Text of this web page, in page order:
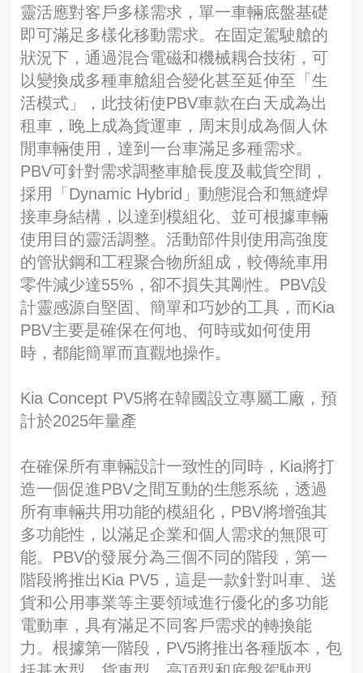
靈活應對客戶多樣需求，單一車輛底盤基礎
即可滿足多樣化移動需求。在固定駕駛艙的
狀況下，通過混合電磁和機械耦合技術，可
以變換成多種車艙組合變化甚至延伸至「生
活模式」，此技術使PBV車款在白天成為出
租車，晚上成為貨運車，周末則成為個人休
閒車輛使用，達到一台車滿足多種需求。
PBV可針對需求調整車艙長度及載貨空間，
採用「Dynamic Hybrid」動態混合和無縫焊
接車身結構，以達到模組化、並可根據車輛
使用目的靈活調整。活動部件則使用高強度
的管狀鋼和工程聚合物所組成，較傳統車用
零件減少達55%，卻不損失其剛性。PBV設
計靈感源自堅固、簡單和巧妙的工具，而Kia
PBV主要是確保在何地、何時或如何使用
時，都能簡單而直觀地操作。
Kia Concept PV5將在韓國設立專屬工廠，預
計於2025年量產
在確保所有車輛設計一致性的同時，Kia將打
造一個促進PBV之間互動的生態系統，透過
所有車輛共用功能的模組化，PBV將增強其
多功能性，以滿足企業和個人需求的無限可
能。PBV的發展分為三個不同的階段，第一
階段將推出Kia PV5，這是一款針對叫車、送
貨和公用事業等主要領域進行優化的多功能
電動車，具有滿足不同客戶需求的轉換能
力。根據第一階段，PV5將推出各種版本，包